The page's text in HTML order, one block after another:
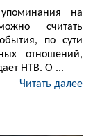
на
считать
по сути
отношений,
НТВ. О ...
Читать далее